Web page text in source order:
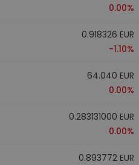
0.00%
0.918326 EUR
-1.10%
64.040 EUR
0.00%
0.283131000 EUR
0.00%
0.893772 EUR